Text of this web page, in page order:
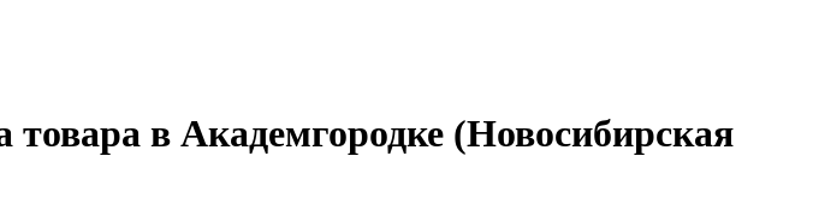
в Академгородке (Новосибирская